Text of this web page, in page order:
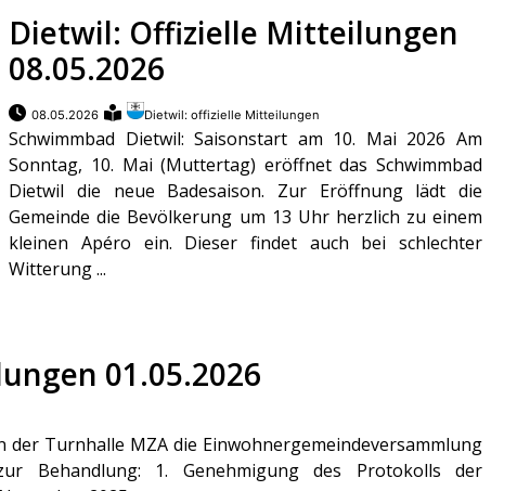
Dietwil: Offizielle Mitteilungen
08.05.2026
08.05.2026 Dietwil: offizielle Mitteilungen
Schwimmbad Dietwil: Saisonstart am 10. Mai 2026 Am
Sonntag, 10. Mai (Muttertag) eröffnet das Schwimmbad
Dietwil die neue Badesaison. Zur Eröffnung lädt die
Gemeinde die Bevölkerung um 13 Uhr herzlich zu einem
kleinen Apéro ein. Dieser findet auch bei schlechter
Witterung ...
01.05.2026
der Turnhalle MZA die Einwohnergemeindeversammlung
Behandlung: 1. Genehmigung des Protokolls der